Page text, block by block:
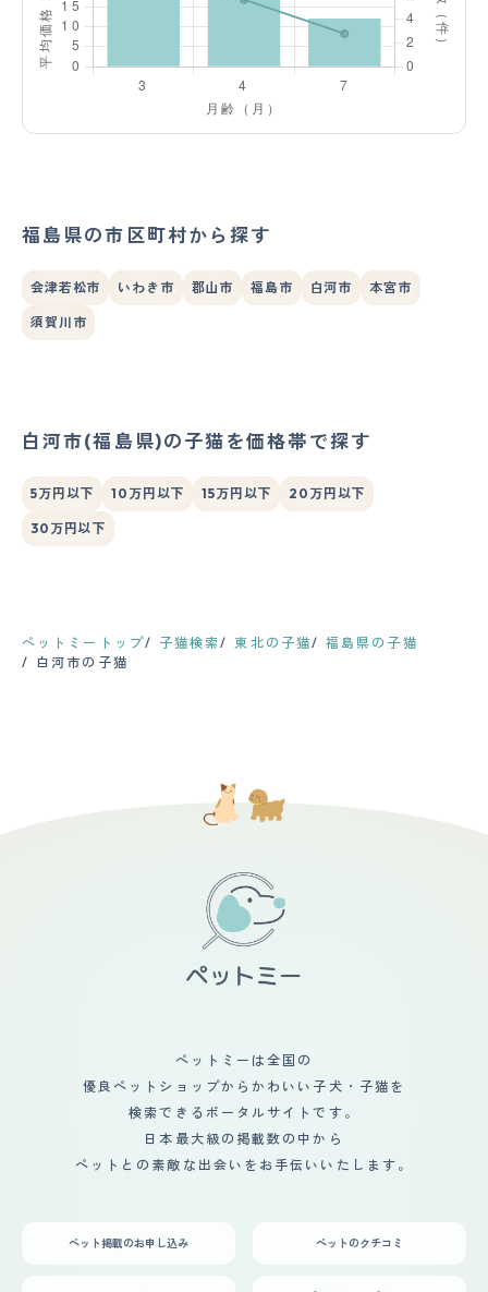
福島県の市区町村から探す
会津若松市 いわき市 郡山市 福島市 白河市 本宮市
須賀川市
白河市(福島県)の子猫を価格帯で探す
5万円以下 10万円以下 15万円以下 20万円以下
30万円以下
ペットミートップ 子猫検索 東北の子猫
福島県の子猫
白河市の子猫
ペットミーは全国の
優良ペットショップからかわいい子犬・子猫を
検索できるポータルサイトです。
日本最大級の掲載数の中から
ペットとの素敵な出会いをお手伝いいたします。
ペット掲載のお申し込み ペットのクチコミ